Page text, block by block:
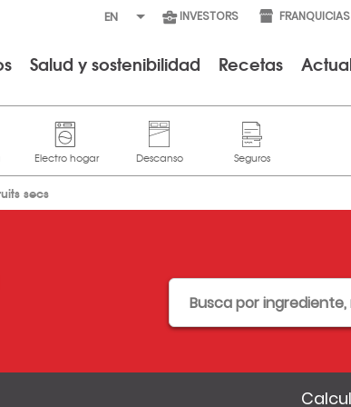
INVESTORS FRANQUICIAS
Salud y sostenibilidad Recetas
secs